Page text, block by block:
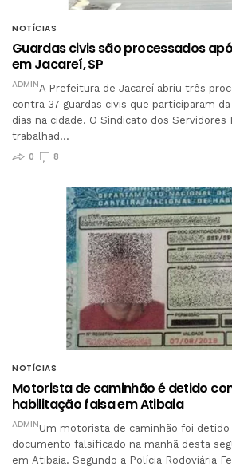
NOTÍCIAS
Guardas civis são processados
em Jacareí, SP
ADMINA Prefeitura de Jacareí abriu três
contra 37 guardas civis que participaram
dias na cidade. O Sindicato dos
trabalhad…
0
8
NOTÍCIAS
Motorista de caminhão é detido
habilitação falsa em Atibaia
ADMINUm motorista de caminhão foi detido
documento falsificado na manhã desta
em Atibaia. Segundo a Polícia Rodoviária